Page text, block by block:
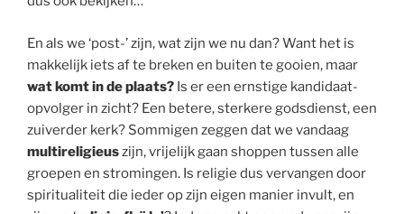
En als we ‘post-’ zijn, wat zijn we nu dan? Want het is
makkelijk iets af te breken en buiten te gooien, maar
wat komt in de plaats? Is er een ernstige kandidaat-
opvolger in zicht? Een betere, sterkere godsdienst, een
zuiverder kerk? Sommigen zeggen dat we vandaag
multireligieuszijn, vrijelijk gaan shoppen tussen alle
groepen en stromingen. Is religie dus vervangen door
spiritualiteit die ieder op zijn eigen manier invult, en